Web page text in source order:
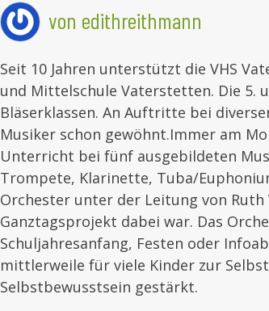
von edithreithmann
Seit 10 Jahren unterstützt die VHS
und Mittelschule Vaterstetten. Die 5.
Bläserklassen. An Auftritte bei
Musiker schon gewöhnt.Immer am
Unterricht bei fünf ausgebildeten
Trompete, Klarinette, Tuba/
Orchester unter der Leitung von
Ganztagsprojekt dabei war. Das
Schuljahresanfang, Festen oder
mittlerweile für viele Kinder zur
Selbstbewusstsein gestärkt.